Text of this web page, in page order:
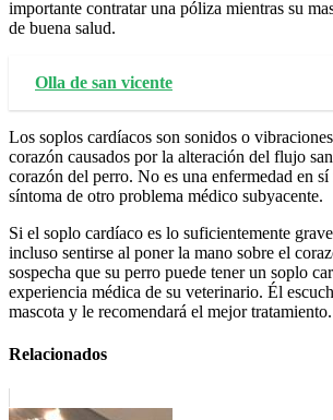
importante contratar una póliza mientras su
de buena salud.
Olla de san vicente
Los soplos cardíacos son sonidos o
corazón causados por la alteración del flujo
corazón del perro. No es una enfermedad en
síntoma de otro problema médico subyacente.
Si el soplo cardíaco es lo suficientemente
incluso sentirse al poner la mano sobre el
sospecha que su perro puede tener un soplo
experiencia médica de su veterinario. Él
mascota y le recomendará el mejor tratamiento.
Relacionados